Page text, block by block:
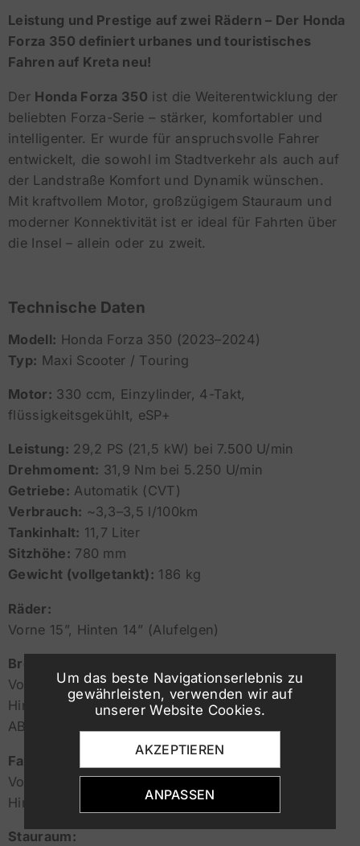
Um das beste Navigationserlebnis zu
gewährleisten, verwenden wir auf
unserer Website Cookies.
AKZEPTIEREN
ANPASSEN
Leistung und Prestige auf zwei Rädern – Der Honda
Forza 350 definiert urbanes und touristisches
Fahren auf Kreta neu!
Der Honda Forza 350 ist die Weiterentwicklung der
beliebten Forza-Serie – stärker, komfortabler und
intelligenter. Er wurde für anspruchsvolle Fahrer
entwickelt, die sowohl im Stadtverkehr als auch auf
der Landstraße Komfort und Dynamik wünschen.
Mit kraftvollem Motor, großzügigem Stauraum und
moderner Konnektivität ist er ideal für Fahrten über
die Insel – allein oder zu zweit.
Technische Daten
Modell: Honda Forza 350 (2023–2024)
Typ: Maxi Scooter / Touring
Motor: 330 ccm, Einzylinder, 4-Takt,
flüssigkeitsgekühlt, eSP+
Leistung: 29,2 PS (21,5 kW) bei 7.500 U/min
Drehmoment: 31,9 Nm bei 5.250 U/min
Getriebe: Automatik (CVT)
Verbrauch: ~3,3–3,5 l/100km
Tankinhalt: 11,7 Liter
Sitzhöhe: 780 mm
Gewicht (vollgetankt): 186 kg
Räder:
Vorne 15”, Hinten 14” (Alufelgen)
Bremsen:
Vorne: 256 mm Scheibe
Hinten: 240 mm Scheibe
ABS (zweikanalig)
Fahrwerk:
Vorne: 33 mm Teleskopgabel
Hinten: Doppeldämpfer
Stauraum: